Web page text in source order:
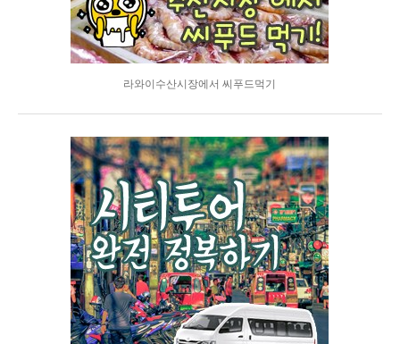
라와이수산시장에서 씨푸드먹기